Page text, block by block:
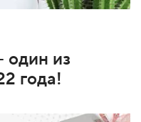
один из
года!